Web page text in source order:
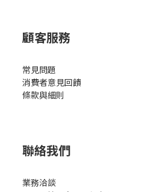
顧客服務
常見問題
消費者意見回饋
條款與細則
聯絡我們
業務洽談